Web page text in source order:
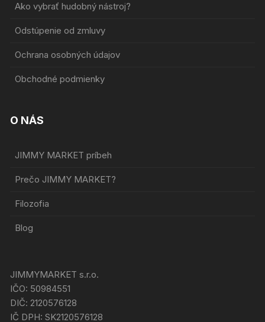
Ako vybrať hudobný nástroj?
Odstúpenie od zmluvy
Ochrana osobných údajov
Obchodné podmienky
O NÁS
JIMMY MARKET príbeh
Prečo JIMMY MARKET?
Filozofia
Blog
JIMMYMARKET s.r.o.
IČO: 50984551
DIČ: 2120576128
IČ DPH: SK2120576128